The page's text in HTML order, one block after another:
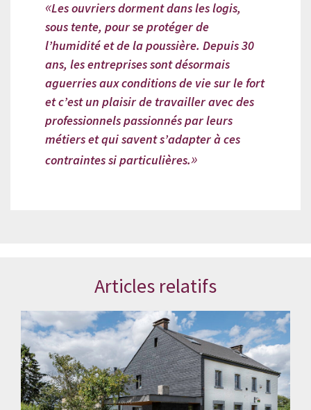
Les ouvriers dorment dans les logis,
sous tente, pour se protéger de
l’humidité et de la poussière. Depuis 30
ans, les entreprises sont désormais
aguerries aux conditions de vie sur le fort
et c’est un plaisir de travailler avec des
professionnels passionnés par leurs
métiers et qui savent s’adapter à ces
contraintes si particulières.
Articles relatifs